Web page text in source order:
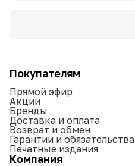
Покупателям
Прямой эфир
Акции
Бренды
Доставка и оплата
Возврат и обмен
Гарантии и обязательства
Печатные издания
Компания